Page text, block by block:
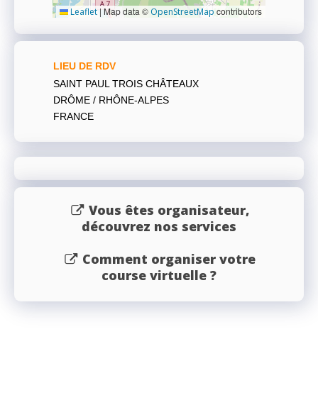
Leaflet | Map data © OpenStreetMap contributors
LIEU DE RDV
SAINT PAUL TROIS CHÂTEAUX
DRÔME / RHÔNE-ALPES
FRANCE
Vous êtes organisateur,
découvrez nos services
Comment organiser votre
course virtuelle ?